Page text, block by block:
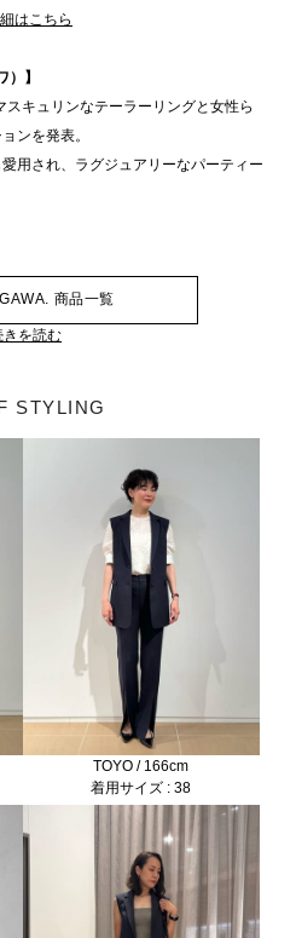
はこちら
）】
キュリンなテーラーリングと女性ら
ンを発表。
用され、ラグジュアリーなパーティー
商品一覧
きを読む
STYLING
TOYO / 166cm
着用サイズ : 38